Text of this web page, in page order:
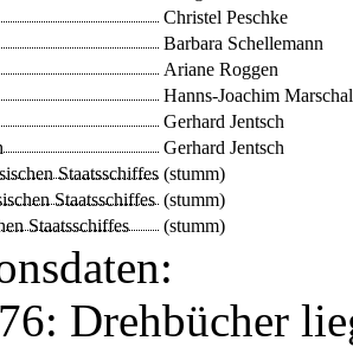
Christel Peschke
Barbara Schellemann
Ariane Roggen
Hanns-Joachim
Gerhard Jentsch
Gerhard Jentsch
Staatsschiffes (stumm)
Staatsschiffes (stumm)
Staatsschiffes
(stumm)
Drehbücher